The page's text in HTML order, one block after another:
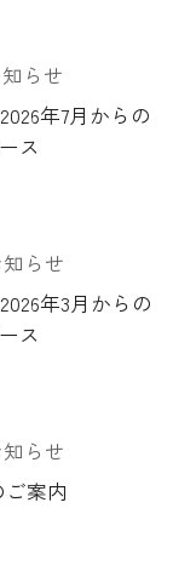
らせ
年7月からの
ス
らせ
年3月からの
ス
らせ
案内